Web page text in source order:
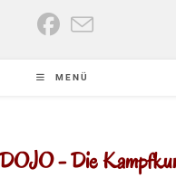
MENÜ
- Die